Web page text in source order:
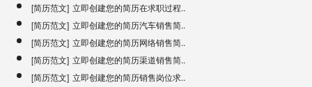
[简历范文] 立即创建您的简历在求职过程..
[简历范文] 立即创建您的简历汽车销售简..
[简历范文] 立即创建您的简历网络销售简..
[简历范文] 立即创建您的简历渠道销售简..
[简历范文] 立即创建您的简历销售岗位求..